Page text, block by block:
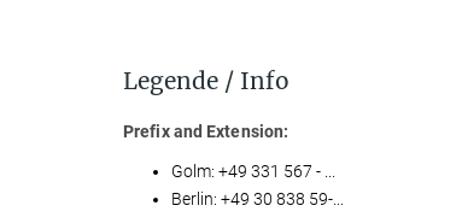
Legende / Info
Prefix and Extension:
Golm: +49 331 567 - ...
Berlin: +49 30 838 59-...